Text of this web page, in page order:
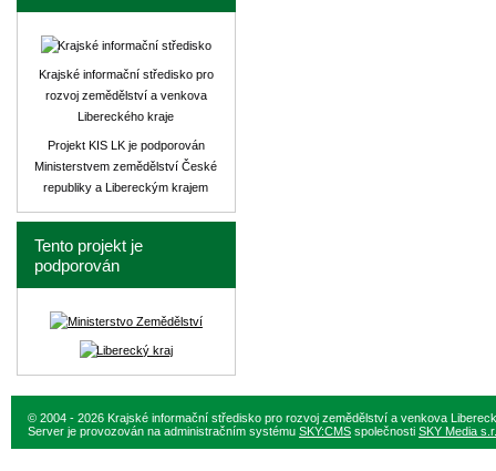
Krajské informační středisko pro
rozvoj zemědělství a venkova
Libereckého kraje
Projekt KIS LK je podporován
Ministerstvem zemědělství České
republiky a Libereckým krajem
Tento projekt je
podporován
© 2004 - 2026 Krajské informační středisko pro rozvoj zemědělství a venkova
Server je provozován na administračním systému SKY:CMS společnosti SKY Media